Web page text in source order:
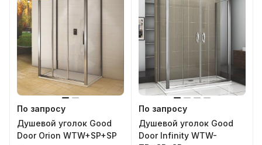
По запросу
Душевой уголок Good
Door Orion WTW+SP+SP
По запросу
Душевой уголок Good
Door Infinity WTW-